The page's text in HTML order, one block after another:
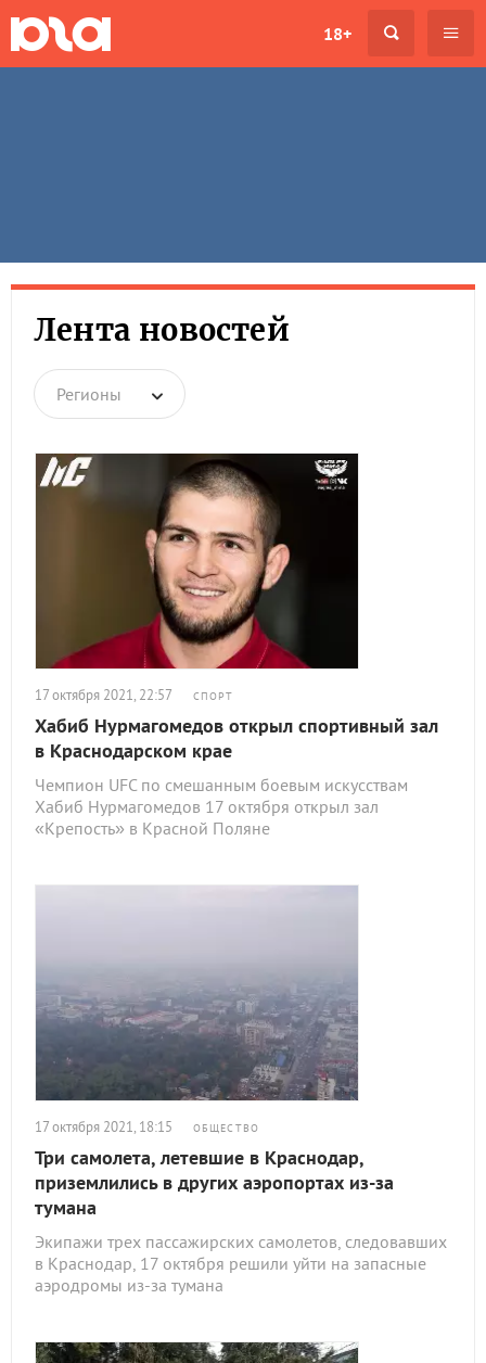
18+
Лента новостей
Регионы
17 октября 2021, 22:57 СПОРТ
Хабиб Нурмагомедов открыл спортивный зал
в Краснодарском крае
Чемпион UFC по смешанным боевым искусствам
Хабиб Нурмагомедов 17 октября открыл зал
«Крепость» в Красной Поляне
17 октября 2021, 18:15 ОБЩЕСТВО
Три самолета, летевшие в Краснодар,
приземлились в других аэропортах из-за
тумана
Экипажи трех пассажирских самолетов, следовавших
в Краснодар, 17 октября решили уйти на запасные
аэродромы из-за тумана